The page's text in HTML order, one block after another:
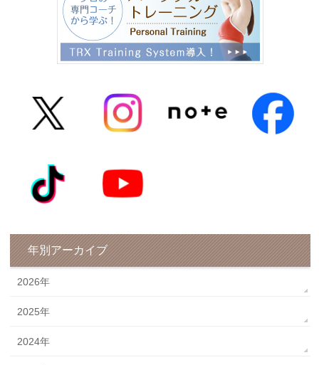
年別アーカイブ
2026年
2025年
2024年